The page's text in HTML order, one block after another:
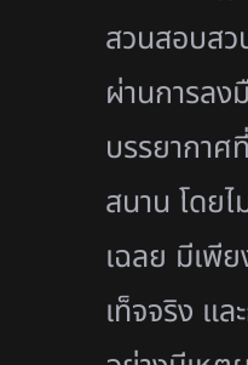
สวนสอบสว
ผ่านการล
บรรยากาศ
สนาน โดย
เฉลย มีเพี
เท็จจริง แล